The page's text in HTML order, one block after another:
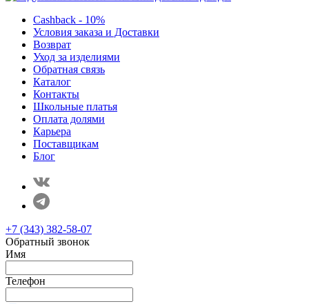
Cashback - 10%
Условия заказа и Доставки
Возврат
Уход за изделиями
Обратная связь
Каталог
Контакты
Школьные платья
Оплата долями
Карьера
Поставщикам
Блог
+7 (343) 382-58-07
Обратный звонок
Имя
Телефон